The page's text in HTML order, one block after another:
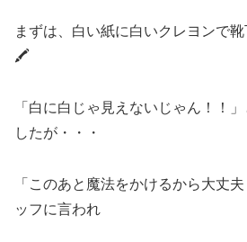
まずは、白い紙に白いクレヨンで
🖍
「白に白じゃ見えないじゃん！！
したが・・・
「このあと魔法をかけるから大丈
ッフに言われ